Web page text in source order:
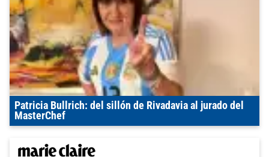
Patricia Bullrich: del sillón de Rivadavia al jurado del
MasterChef